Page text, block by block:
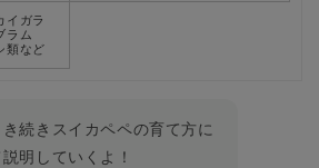
イガラ
ラム
類など
続きスイカペペの育て方に
明していくよ！